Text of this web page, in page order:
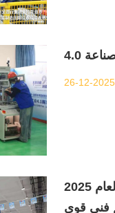
4.0
26-12-2025
مجموعة دولانغ تتقدم بخطى ثابتة! مسابقة المهارات التصنيعية الذكية الوطنية لعام 2025
فني قوي